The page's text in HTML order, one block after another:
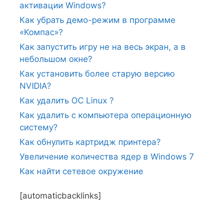
активации Windows?
Как убрать демо-режим в программе
«Компас»?
Как запустить игру не на весь экран, а в
небольшом окне?
Как установить более старую версию
NVIDIA?
Как удалить ОС Linux ?
Как удалить с компьютера операционную
систему?
Как обнулить картридж принтера?
Увеличение количества ядер в Windows 7
Как найти сетевое окружение
[automaticbacklinks]